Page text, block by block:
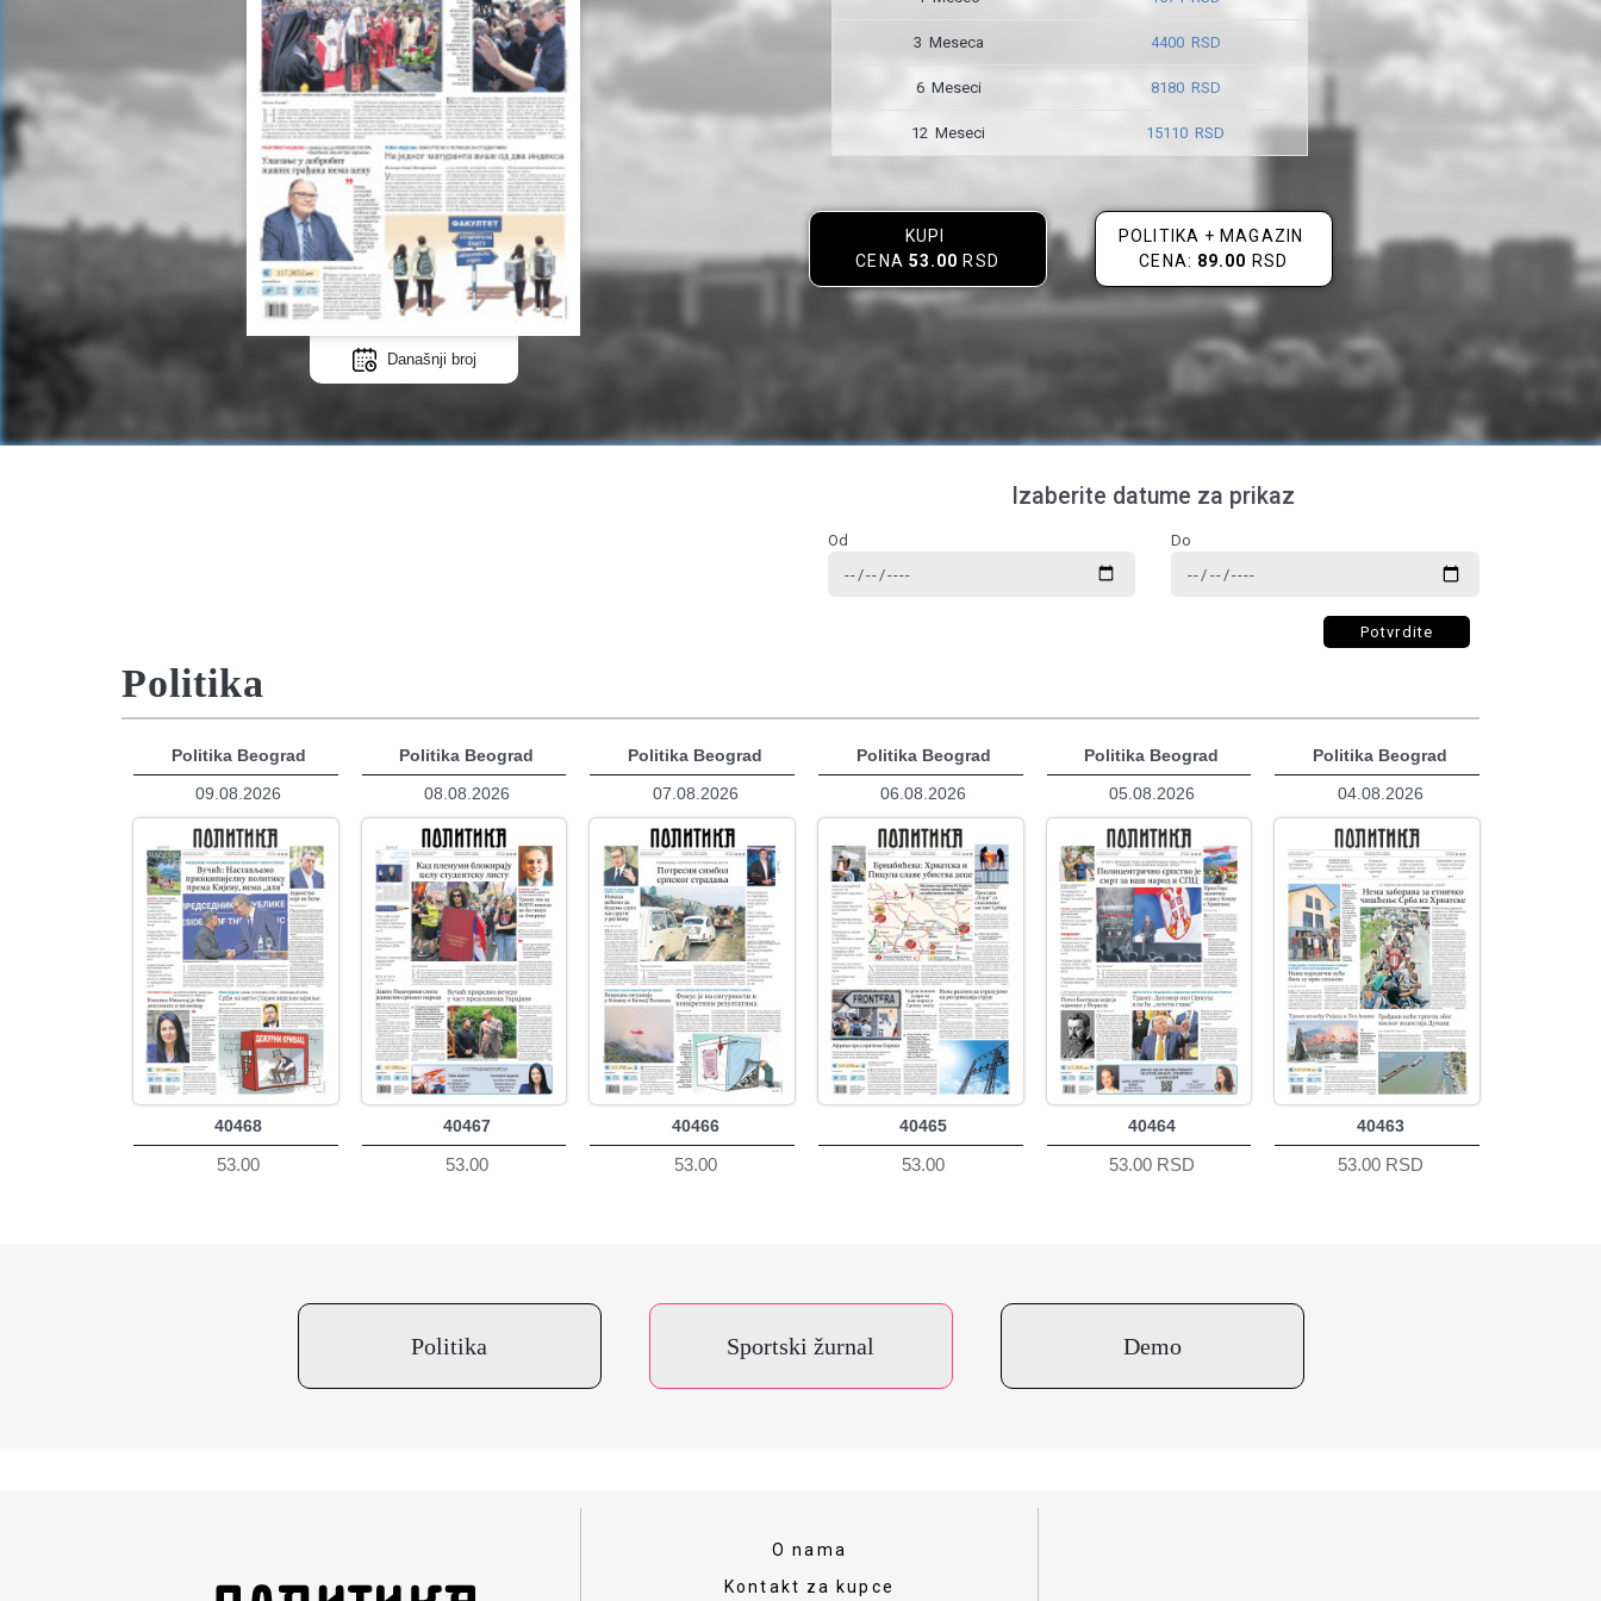
Današnji broj
3 Meseca 4400 RSD
6 Meseci 8180 RSD
12 Meseci 15110 RSD
KUPI
CENA 53.00 RSD
POLITIKA + MAGAZIN
CENA: 89.00 RSD
Izaberite datume za prikaz
Od Do
Potvrdite
Politika
Politika Beograd
09.08.2026
40468
53.00
Politika Beograd
08.08.2026
40467
53.00
Politika Beograd
07.08.2026
40466
53.00
Politika Beograd
06.08.2026
40465
53.00
Politika Beograd
05.08.2026
40464
53.00 RSD
Politika Beograd
04.08.2026
40463
53.00 RSD
Politika Sportski žurnal Demo
O nama
Kontakt za kupce